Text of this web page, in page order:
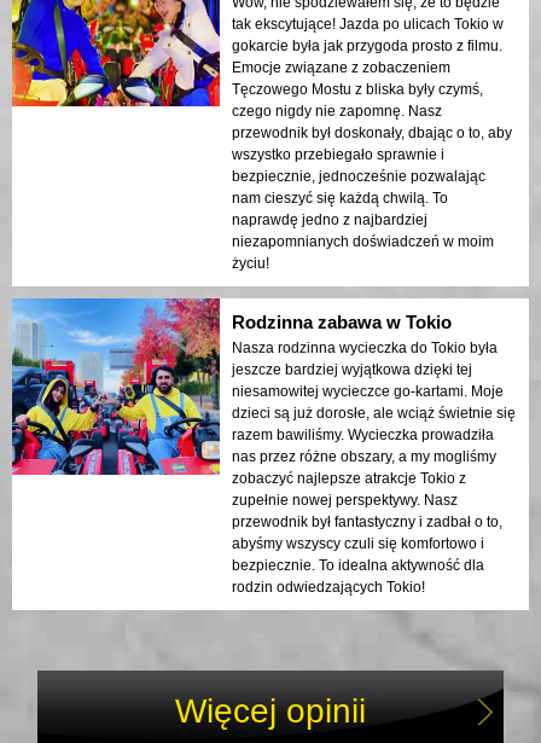
tak ekscytujące! Jazda po ulicach Tokio w
gokarcie była jak przygoda prosto z filmu.
Emocje związane z zobaczeniem
Tęczowego Mostu z bliska były czymś,
czego nigdy nie zapomnę. Nasz
przewodnik był doskonały, dbając o to, aby
wszystko przebiegało sprawnie i
bezpiecznie, jednocześnie pozwalając
nam cieszyć się każdą chwilą. To
naprawdę jedno z najbardziej
niezapomnianych doświadczeń w moim
życiu!
Rodzinna zabawa w Tokio
Nasza rodzinna wycieczka do Tokio była
jeszcze bardziej wyjątkowa dzięki tej
niesamowitej wycieczce go-kartami. Moje
dzieci są już dorosłe, ale wciąż świetnie się
razem bawiliśmy. Wycieczka prowadziła
nas przez różne obszary, a my mogliśmy
zobaczyć najlepsze atrakcje Tokio z
zupełnie nowej perspektywy. Nasz
przewodnik był fantastyczny i zadbał o to,
abyśmy wszyscy czuli się komfortowo i
bezpiecznie. To idealna aktywność dla
rodzin odwiedzających Tokio!
Więcej opinii